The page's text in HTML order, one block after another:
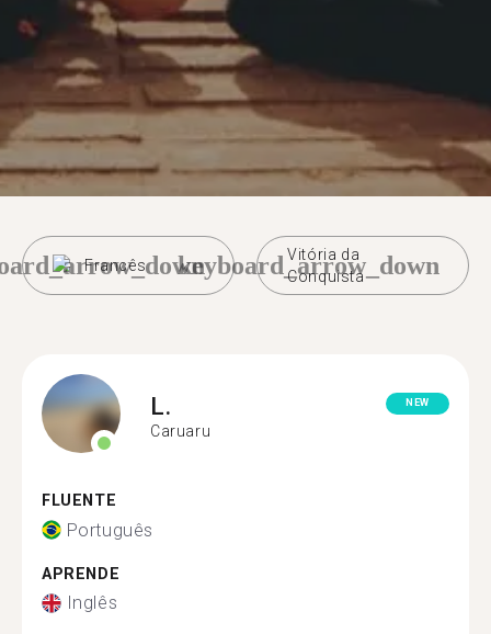
Francês
Vitória da
Conquista
keyboard_arrow_down
L.
Caruaru
NEW
FLUENTE
Português
APRENDE
Inglês